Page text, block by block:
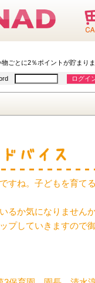
すね。子どもを育て
るか気になりません
プしていきますので